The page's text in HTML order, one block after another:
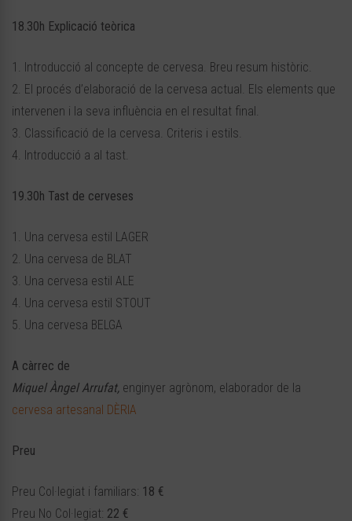
18.30h Explicació teòrica
1. Introducció al concepte de cervesa. Breu resum històric.
2. El procés d’elaboració de la cervesa actual. Els elements que
intervenen i la seva influència en el resultat final.
3. Classificació de la cervesa. Criteris i estils.
4. Introducció a al tast.
19.30h Tast de cerveses
1. Una cervesa estil LAGER
2. Una cervesa de BLAT
3. Una cervesa estil ALE
4. Una cervesa estil STOUT
5. Una cervesa BELGA
A càrrec de
Miquel Àngel Arrufat, enginyer agrònom, elaborador de la
cervesa artesanal DÈRIA
Preu
Preu Col·legiat i familiars: 18 €
Preu No Col·legiat: 22 €